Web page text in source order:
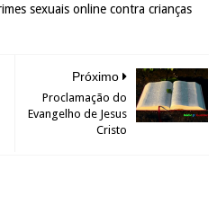
sexuais online contra crianças
Próximo
Proclamação do
Evangelho de Jesus
Cristo